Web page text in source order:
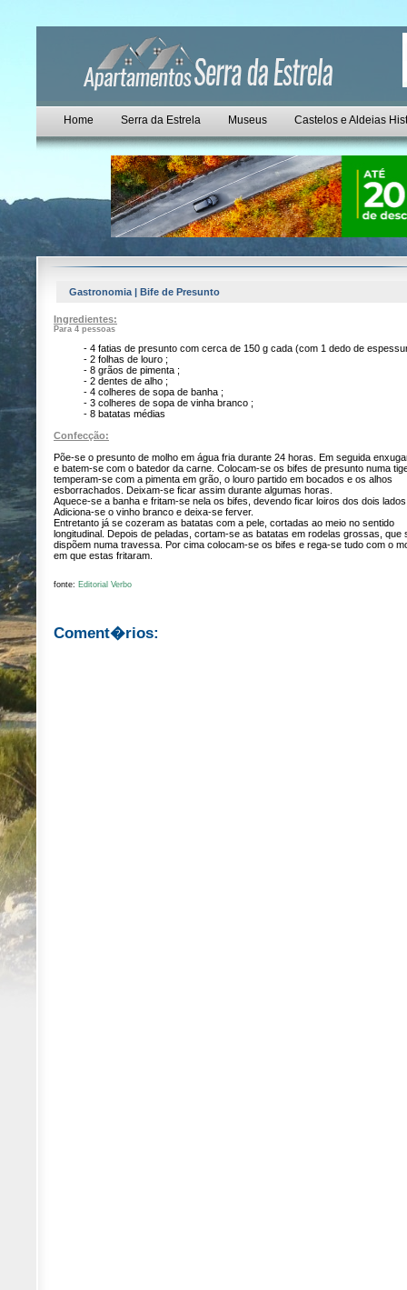
Home Serra da Estrela Museus Castelos e Aldeias
Gastronomia | Bife de Presunto
Ingredientes:
Para 4 pessoas
- 4 fatias de presunto com cerca de 150 g cada (com 1 dedo de
- 2 folhas de louro ;
- 8 grãos de pimenta ;
- 2 dentes de alho ;
- 4 colheres de sopa de banha ;
- 3 colheres de sopa de vinha branco ;
- 8 batatas médias
Confecção:
Põe-se o presunto de molho em água fria durante 24 horas. Em seguida
e batem-se com o batedor da carne. Colocam-se os bifes de presunto numa
temperam-se com a pimenta em grão, o louro partido em bocados e os alhos
esborrachados. Deixam-se ficar assim durante algumas horas.
Aquece-se a banha e fritam-se nela os bifes, devendo ficar loiros dos dois
Adiciona-se o vinho branco e deixa-se ferver.
Entretanto já se cozeram as batatas com a pele, cortadas ao meio no sentido
longitudinal. Depois de peladas, cortam-se as batatas em rodelas grossas, que
dispõem numa travessa. Por cima colocam-se os bifes e rega-se tudo com o
em que estas fritaram.
fonte: Editorial Verbo
Coment�rios: